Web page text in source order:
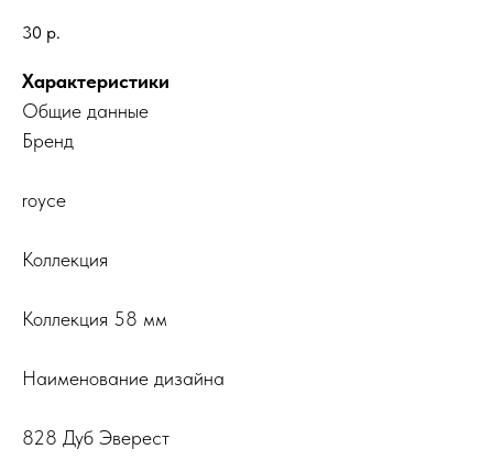
30 р.
Характеристики
Общие данные
Бренд
royce
Коллекция
Коллекция 58 мм
Наименование дизайна
828 Дуб Эверест